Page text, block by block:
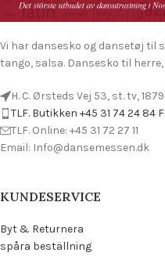
Vi har dansesko og dansetøj
tango, salsa. Dansesko til
H. C. Ørsteds Vej 53, st. tv,
TLF. Butikken +45 31 74 24 84
TLF. Online: +45 31 72 27 11
Email: Info@dansemessen.dk
KUNDESERVICE
Byt & Returnera
spåra beställning